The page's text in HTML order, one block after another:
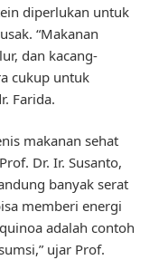
diperlukan untuk
“Makanan
dan kacang-
cukup untuk
Farida.
makanan sehat
Dr. Ir. Susanto,
banyak serat
memberi energi
adalah contoh
ujar Prof.